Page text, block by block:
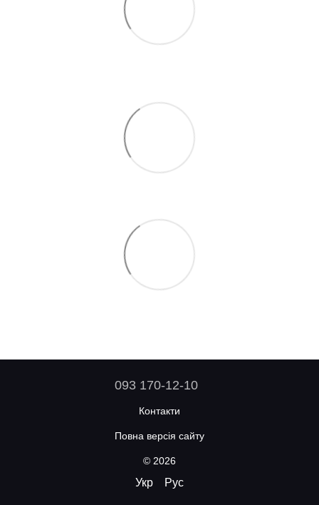
093 170-12-10
Контакти
Повна версія сайту
© 2026
Укр Рус